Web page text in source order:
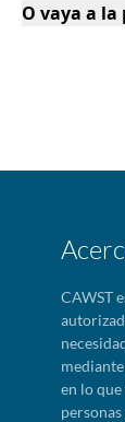
O vaya a
CAWST
en lo